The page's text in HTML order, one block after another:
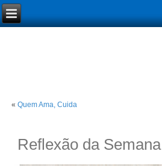
«Quem Ama, Cuida
Reflexão da Semana